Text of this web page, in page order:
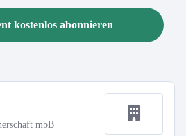
kostenlos abonnieren
mbB